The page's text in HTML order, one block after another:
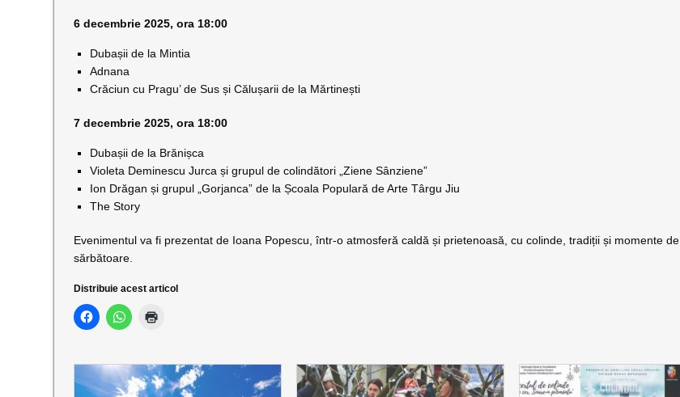
6 decembrie 2025, ora 18:00
Dubașii de la Mintia
Adnana
Crăciun cu Pragu’ de Sus și Călușarii de la Mărtinești
7 decembrie 2025, ora 18:00
Dubașii de la Brănișca
Violeta Deminescu Jurca și grupul de colindători „Ziene Sânziene”
Ion Drăgan și grupul „Gorjanca” de la Școala Populară de Arte Târgu Jiu
The Story
Evenimentul va fi prezentat de Ioana Popescu, într-o atmosferă caldă și prietenoasă, cu colinde, tradiții și momente de
sărbătoare.
Distribuie acest articol